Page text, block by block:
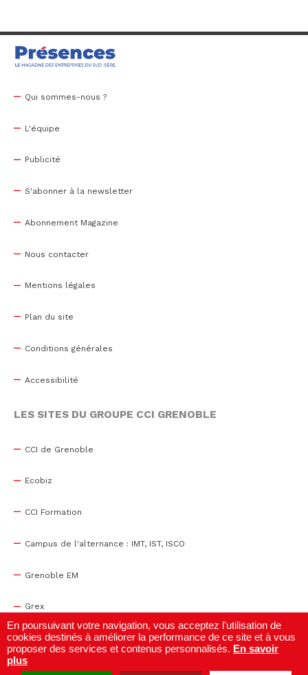
Qui sommes-nous ?
L'équipe
Publicité
S'abonner à la newsletter
Abonnement Magazine
Nous contacter
Mentions légales
Plan du site
Conditions générales
Accessibilité
LES SITES DU GROUPE CCI GRENOBLE
CCI de Grenoble
Ecobiz
CCI Formation
Campus de l'alternance : IMT, IST, ISCO
Grenoble EM
Grex
WTC Grenoble
Centre de congrès
En poursuivant votre navigation, vous acceptez l'utilisation de
cookies destinés à améliorer la performance de ce site et à vous
proposer des services et contenus personnalisés. En savoir
plus